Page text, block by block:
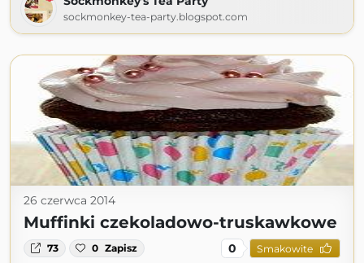
sockmonkey-tea-party.blogspot.com
26 czerwca 2014
Muffinki czekoladowo-truskawkowe
73 0 Zapisz 0 Smakowite